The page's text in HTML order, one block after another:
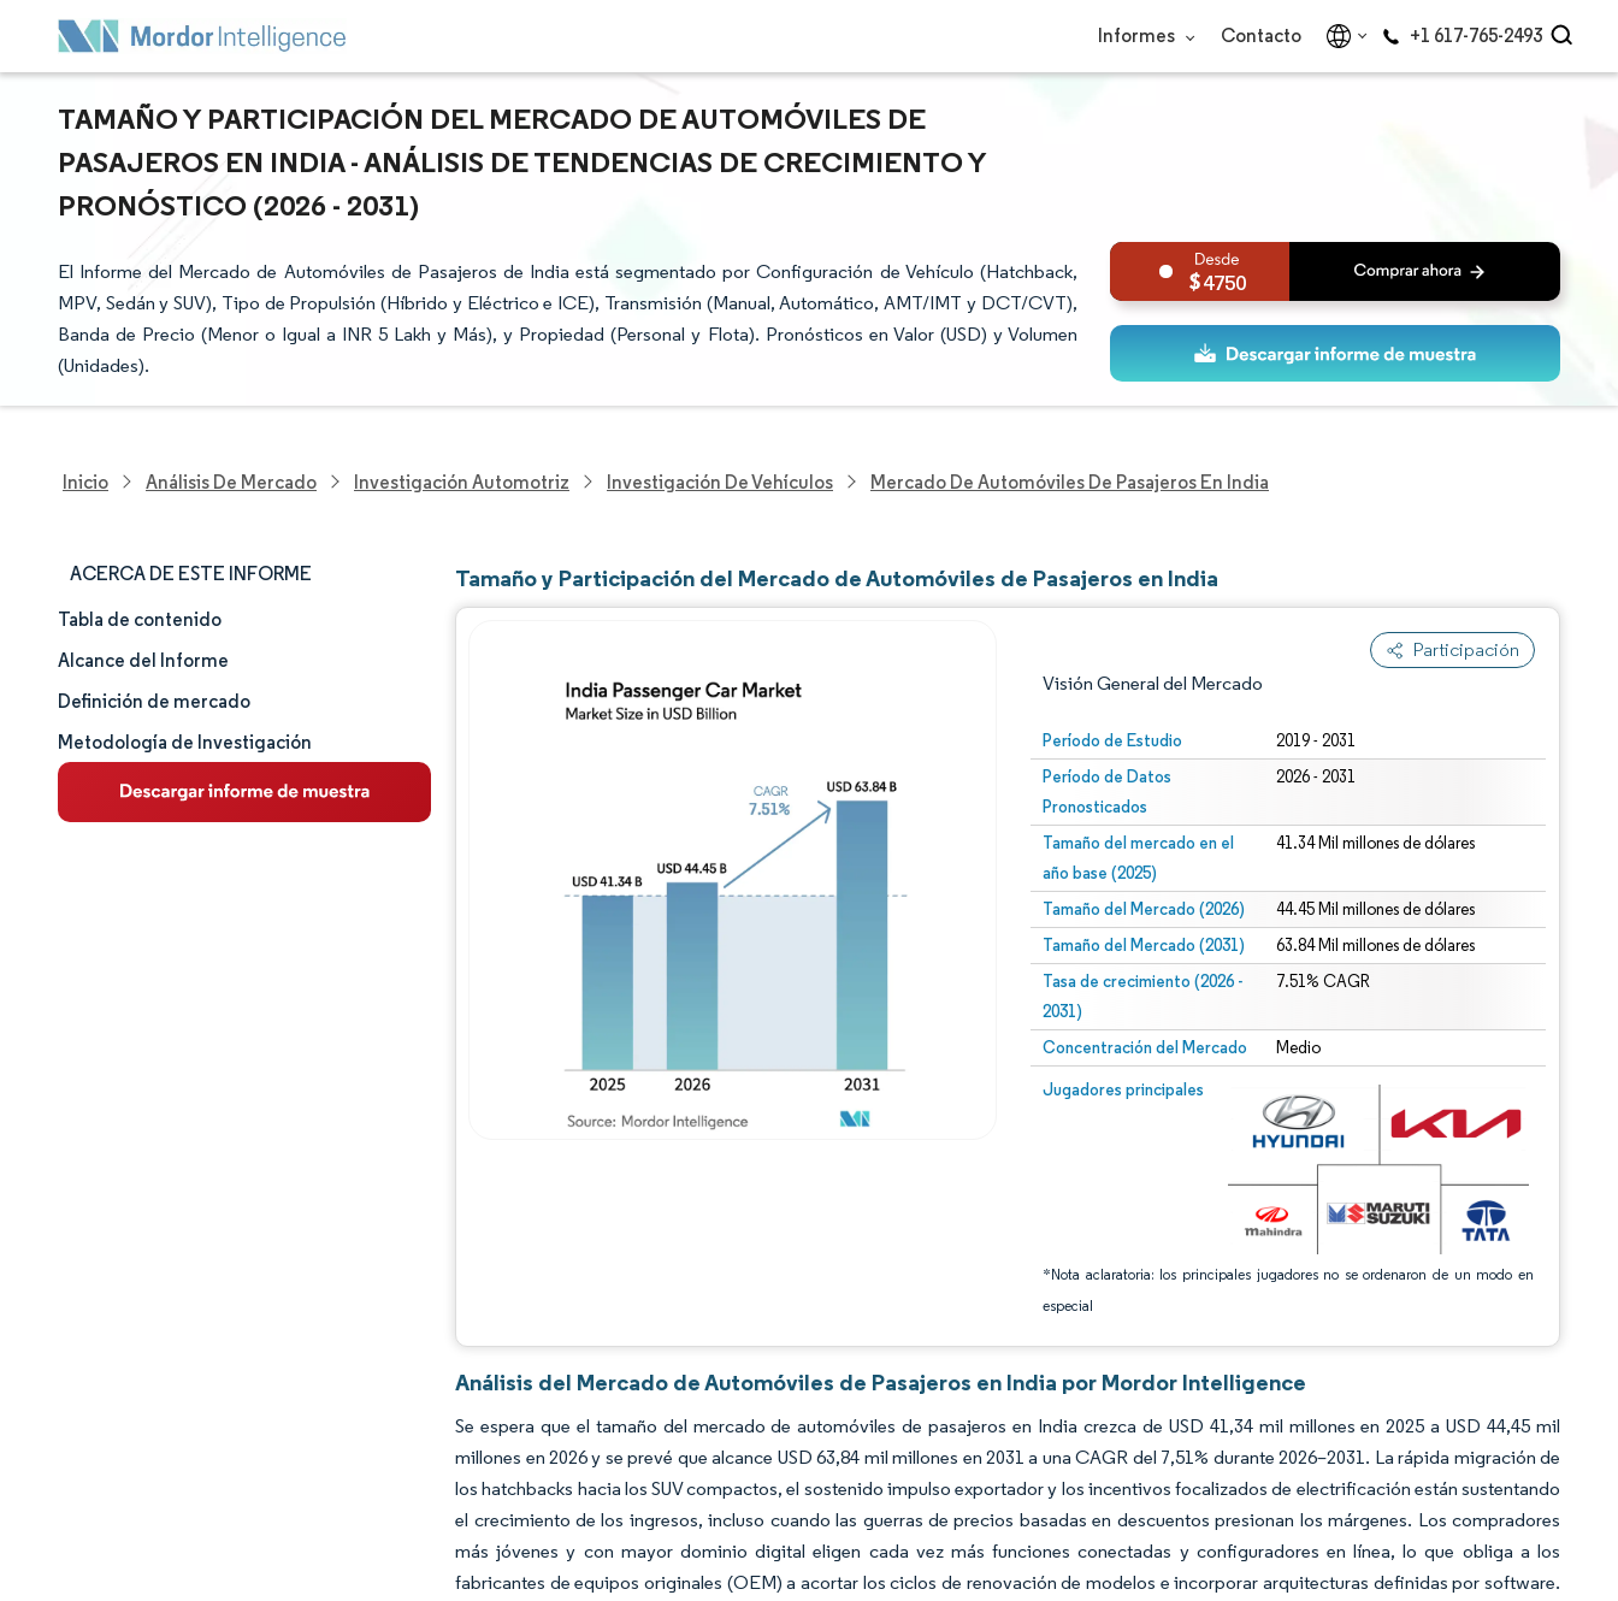
Informes Contacto +1 617-765-2493
TAMAÑO Y PARTICIPACIÓN DEL MERCADO DE AUTOMÓVILES DE
PASAJEROS EN INDIA - ANÁLISIS DE TENDENCIAS DE CRECIMIENTO Y
PRONÓSTICO (2026 - 2031)
El Informe del Mercado de Automóviles de Pasajeros de India está segmentado por Configuración de Vehículo (Hatchback,
MPV, Sedán y SUV), Tipo de Propulsión (Híbrido y Eléctrico e ICE), Transmisión (Manual, Automático, AMT/IMT y DCT/CVT),
Banda de Precio (Menor o Igual a INR 5 Lakh y Más), y Propiedad (Personal y Flota). Pronósticos en Valor (USD) y Volumen
(Unidades).
4750
Inicio Análisis De Mercado Investigación Automotriz Investigación De Vehículos Mercado De Automóviles De Pasajeros En India
ACERCA DE ESTE INFORME
Tamaño y cuota de mercado
Análisis de mercado
Tendencias e ideas
Análisis de segmentos
Tabla de contenido
Alcance del Informe
Definición de mercado
Metodología de Investigación
Tamaño y Participación del Mercado de Automóviles de Pasajeros en India
Participación
Visión General del Mercado
Período de Estudio 2019 - 2031
Período de Datos
Pronosticados
2026 - 2031
Tamaño del mercado en el
año base (2025)
41.34 Mil millones de dólares
Tamaño del Mercado (2026) 44.45 Mil millones de dólares
Tamaño del Mercado (2031) 63.84 Mil millones de dólares
Tasa de crecimiento (2026 -
2031)
7.51% CAGR
Concentración del Mercado Medio
Jugadores principales
*Nota aclaratoria: los principales jugadores no se ordenaron de un modo en
especial
Imagen © Mordor Intelligence. El uso requiere atribución según CC BY 4.0.
Imagen © Mordor Intelligence. El uso requiere atribución según CC BY 4.0.
Análisis del Mercado de Automóviles de Pasajeros en India por Mordor Intelligence
Se espera que el tamaño del mercado de automóviles de pasajeros en India crezca de USD 41,34 mil millones en 2025 a USD 44,45 mil
millones en 2026 y se prevé que alcance USD 63,84 mil millones en 2031 a una CAGR del 7,51% durante 2026–2031. La rápida migración de
los hatchbacks hacia los SUV compactos, el sostenido impulso exportador y los incentivos focalizados de electrificación están sustentando
el crecimiento de los ingresos, incluso cuando las guerras de precios basadas en descuentos presionan los márgenes. Los compradores
más jóvenes y con mayor dominio digital eligen cada vez más funciones conectadas y configuradores en línea, lo que obliga a los
fabricantes de equipos originales (OEM) a acortar los ciclos de renovación de modelos e incorporar arquitecturas definidas por software.